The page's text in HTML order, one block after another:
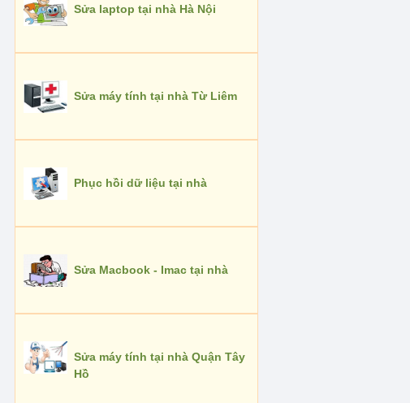
Sửa laptop tại nhà Hà Nội
Sửa máy tính tại nhà Từ Liêm
Phục hồi dữ liệu tại nhà
Sửa Macbook - Imac tại nhà
Sửa máy tính tại nhà Quận Tây
Hồ